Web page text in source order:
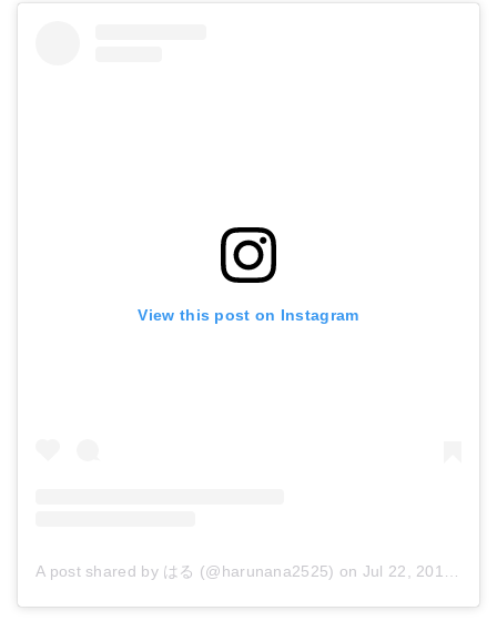
View this post on Instagram
A post shared by はる (@harunana2525) on Jul 22, 2018 at 3:59am PDT